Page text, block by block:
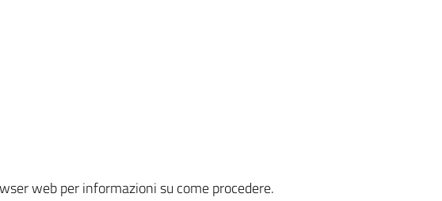
web per informazioni su come procedere.